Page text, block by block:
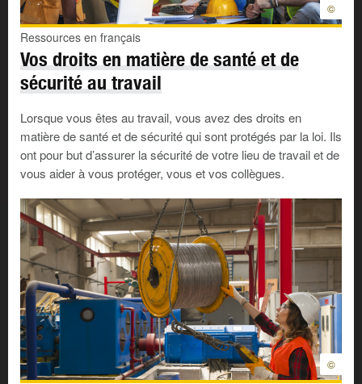
©
Ressources en français
Vos droits en matière de santé et de
sécurité au travail
Lorsque vous êtes au travail, vous avez des droits en
matière de santé et de sécurité qui sont protégés par la loi. Ils
ont pour but d’assurer la sécurité de votre lieu de travail et de
vous aider à vous protéger, vous et vos collègues.
©